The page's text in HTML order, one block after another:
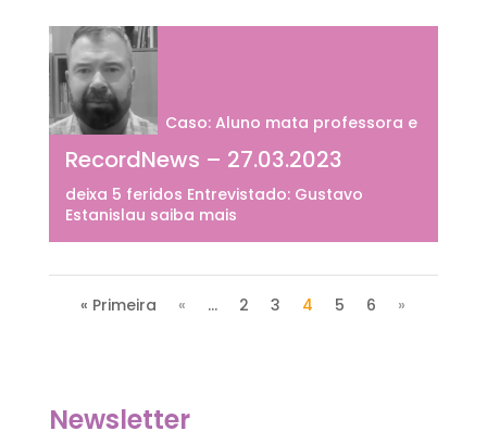
RecordNews – 27.03.2023
Caso: Aluno mata professora e
deixa 5 feridos Entrevistado: Gustavo
Estanislau saiba mais
« Primeira « ... 2 3 4 5 6 »
Newsletter